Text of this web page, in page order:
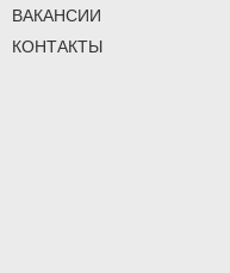
ВАКАНСИИ
КОНТАКТЫ